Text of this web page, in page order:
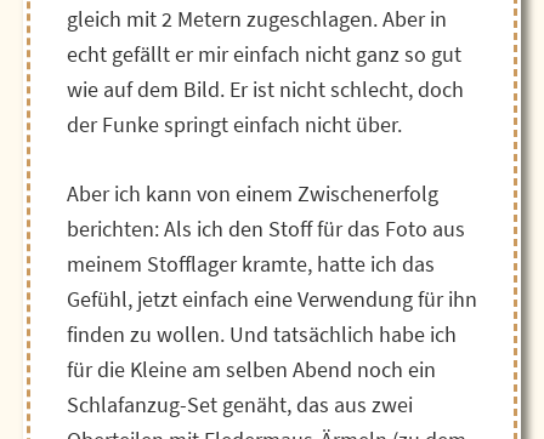
gleich mit 2 Metern zugeschlagen. Aber in
echt gefällt er mir einfach nicht ganz so gut
wie auf dem Bild. Er ist nicht schlecht, doch
der Funke springt einfach nicht über.
Aber ich kann von einem Zwischenerfolg
berichten: Als ich den Stoff für das Foto aus
meinem Stofflager kramte, hatte ich das
Gefühl, jetzt einfach eine Verwendung für ihn
finden zu wollen. Und tatsächlich habe ich
für die Kleine am selben Abend noch ein
Schlafanzug-Set genäht, das aus zwei